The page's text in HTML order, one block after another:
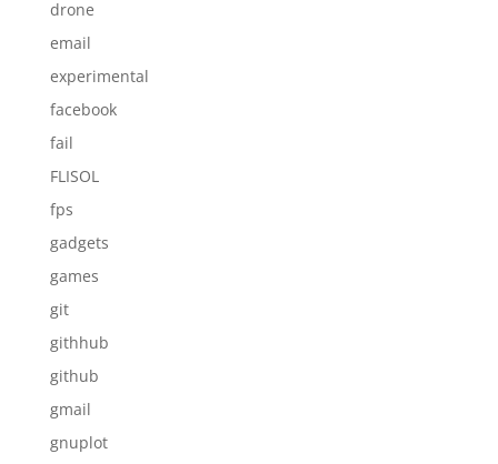
drone
email
experimental
facebook
fail
FLISOL
fps
gadgets
games
git
githhub
github
gmail
gnuplot